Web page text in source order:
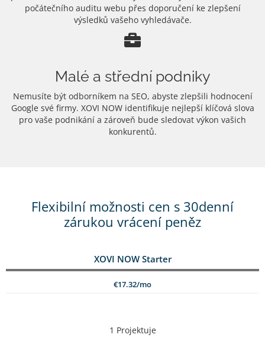
počátečního auditu webu přes doporučení ke zlepšení
výsledků vašeho vyhledávače.
Malé a střední podniky
Nemusíte být odborníkem na SEO, abyste zlepšili hodnocení
Google své firmy. XOVI NOW identifikuje nejlepší klíčová slova
pro vaše podnikání a zároveň bude sledovat výkon vašich
konkurentů.
Flexibilní možnosti cen s 30denní
zárukou vrácení peněz
XOVI NOW Starter
€17.32/mo
1 Projektuje